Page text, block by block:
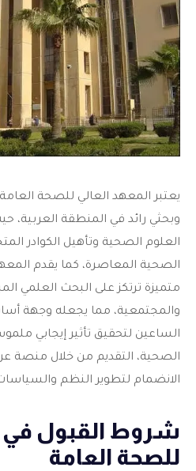
يعتبر المعهد العالي للصحة العامة
وبحثي رائد في المنطقة العربية،
العلوم الصحية وتأهيل الكوادر
الصحية المعاصرة، كما يقدم
متميزة ترتكز على البحث العلمي
والمجتمعية، مما يجعله وجهة
الساعين لتحقيق تأثير إيجابي
الصحية، التقديم من خلال منصة
الانضمام لتطوير النظم
شروط القبول في
للصحة العامة